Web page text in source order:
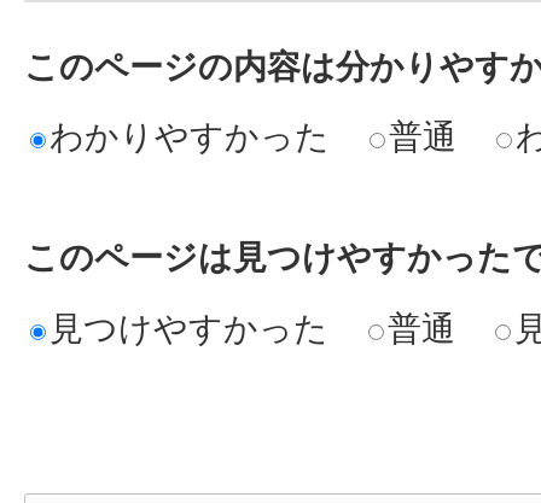
このページの内容は分かりやす
わかりやすかった
普通
このページは見つけやすかった
見つけやすかった
普通